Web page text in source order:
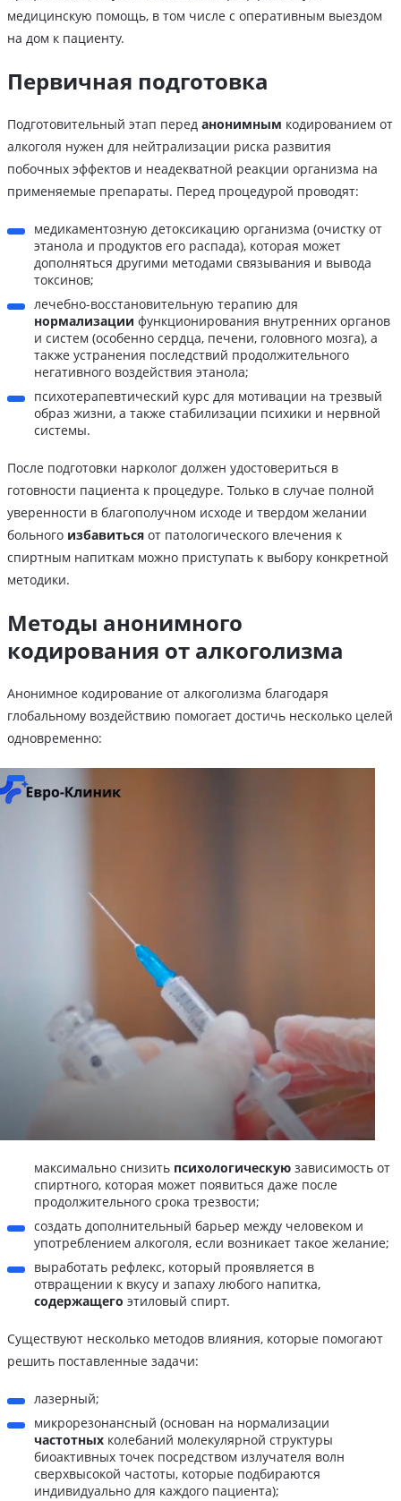
медицинскую помощь, в том числе с оперативным выездом
на дом к пациенту.
Первичная подготовка
Подготовительный этап перед анонимным кодированием от
алкоголя нужен для нейтрализации риска развития
побочных эффектов и неадекватной реакции организма на
применяемые препараты. Перед процедурой проводят:
медикаментозную детоксикацию организма (очистку от
этанола и продуктов его распада), которая может
дополняться другими методами связывания и вывода
токсинов;
лечебно-восстановительную терапию для
нормализации функционирования внутренних органов
и систем (особенно сердца, печени, головного мозга), а
также устранения последствий продолжительного
негативного воздействия этанола;
психотерапевтический курс для мотивации на трезвый
образ жизни, а также стабилизации психики и нервной
системы.
После подготовки нарколог должен удостовериться в
готовности пациента к процедуре. Только в случае полной
уверенности в благополучном исходе и твердом желании
больного избавиться от патологического влечения к
спиртным напиткам можно приступать к выбору конкретной
методики.
Методы анонимного
кодирования от алкоголизма
Анонимное кодирование от алкоголизма благодаря
глобальному воздействию помогает достичь несколько целей
одновременно:
максимально снизить психологическую зависимость от
спиртного, которая может появиться даже после
продолжительного срока трезвости;
создать дополнительный барьер между человеком и
употреблением алкоголя, если возникает такое желание;
выработать рефлекс, который проявляется в
отвращении к вкусу и запаху любого напитка,
содержащего этиловый спирт.
Существуют несколько методов влияния, которые помогают
решить поставленные задачи:
лазерный;
микрорезонансный (основан на нормализации
частотных колебаний молекулярной структуры
биоактивных точек посредством излучателя волн
сверхвысокой частоты, которые подбираются
индивидуально для каждого пациента);